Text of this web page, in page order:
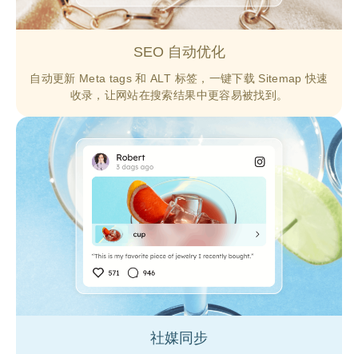
SEO 自动优化
自动更新 Meta tags 和 ALT 标签，一键下载 Sitemap 快速
收录，让网站在搜索结果中更容易被找到。
社媒同步